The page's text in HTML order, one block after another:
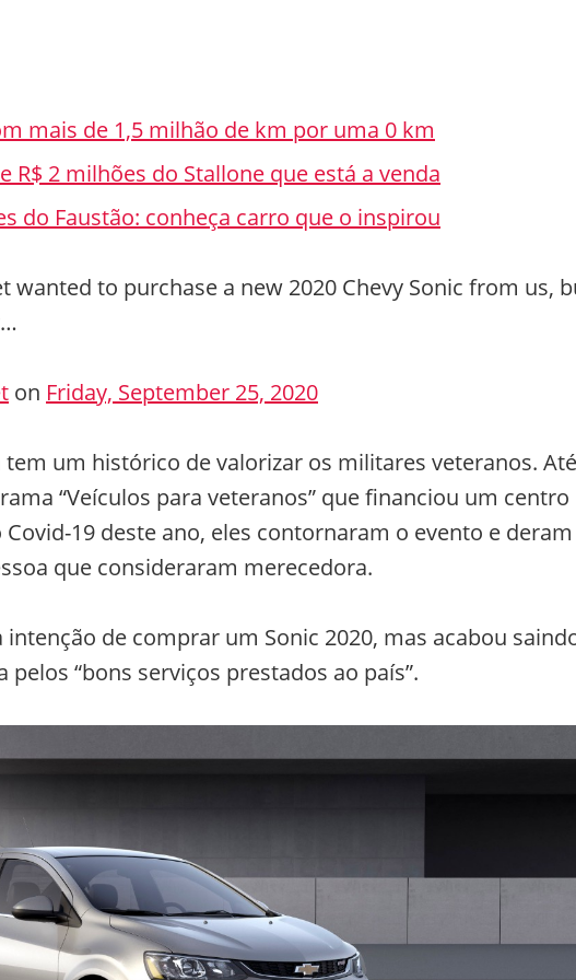
mais de 1,5 milhão de km por uma 0 km
R$ 2 milhões do Stallone que está a venda
do Faustão: conheça carro que o inspirou
wanted to purchase a new 2020 Chevy Sonic from us,
on Friday, September 25, 2020
tem um histórico de valorizar os militares veteranos. Até
“Veículos para veteranos” que financiou um centro
19 deste ano, eles contornaram o evento e deram
que consideraram merecedora.
intenção de comprar um Sonic 2020, mas acabou
pelos “bons serviços prestados ao país”.